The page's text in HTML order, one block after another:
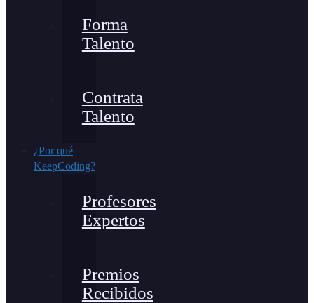
Forma
Talento
Contrata
Talento
¿Por qué
KeepCoding?
Profesores
Expertos
Premios
Recibidos